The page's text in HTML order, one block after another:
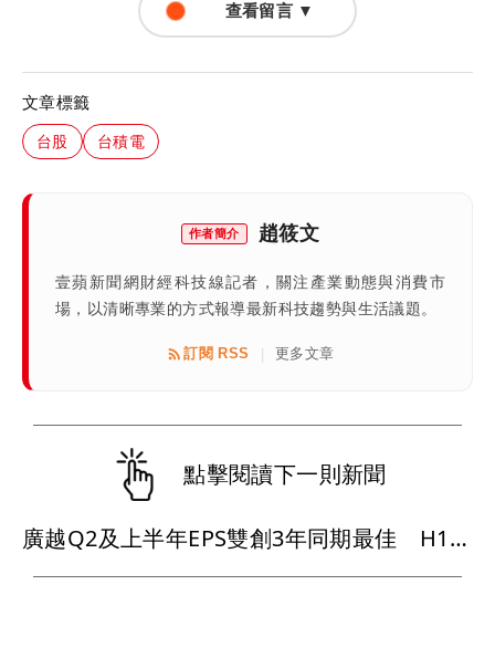
查看留言 ▼
文章標籤
台股 台積電
作者簡介 趙筱文
壹蘋新聞網財經科技線記者，關注產業動態與消費市
場，以清晰專業的方式報導最新科技趨勢與生活議題。
訂閱 RSS | 更多文章
點擊閱讀下一則新聞
廣越Q2及上半年EPS雙創3年同期最佳 H1已達去年全年EPS逾8成